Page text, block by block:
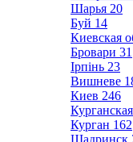
Шарья 20
Буй 14
Киевская
Бровари 31
Ірпінь 23
Вишневе
Киев 246
Курган 162
Шадринск